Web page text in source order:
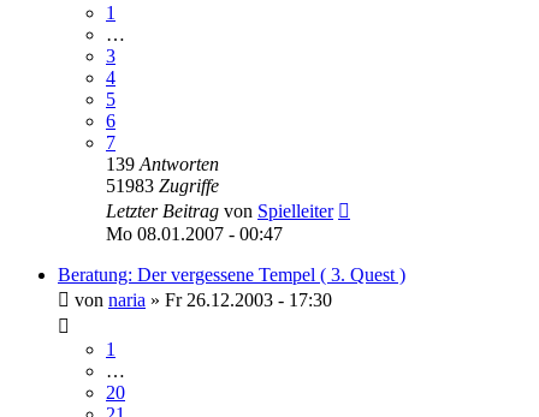
1
…
3
4
5
6
7
139 Antworten
51983 Zugriffe
Letzter Beitrag von Spielleiter
Mo 08.01.2007 - 00:47
Beratung: Der vergessene Tempel ( 3. Quest )
von naria » Fr 26.12.2003 - 17:30
1
…
20